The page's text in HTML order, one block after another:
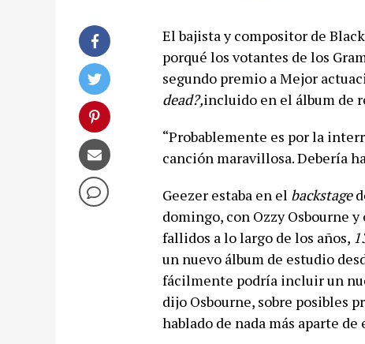
El bajista y compositor de
porqué los votantes de los
segundo premio a Mejor
dead?,incluido en el álbum de
“Probablemente es por la
canción maravillosa. Debería
Geezer estaba en el backstage
domingo, con Ozzy Osbourne
fallidos a lo largo de los años,
un nuevo álbum de estudio
fácilmente podría incluir un
dijo Osbourne, sobre posibles
hablado de nada más aparte de